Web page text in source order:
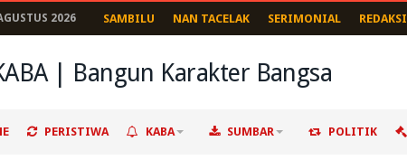
2026 SAMBILU NAN TACELAK SERIMONIAL REDAKSI
PERISTIWA KABA SUMBAR POLITIK